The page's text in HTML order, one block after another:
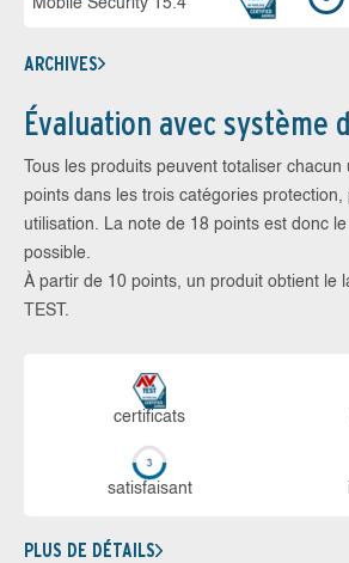
ARCHIVES
Évaluation avec système
Tous les produits peuvent totaliser
points dans les trois catégories protection,
utilisation. La note de 18 points est donc
possible.
À partir de 10 points, un produit obtient le
TEST.
certi­ficats
sa­tis­fai­sant
PLUS DE DÉTAILS